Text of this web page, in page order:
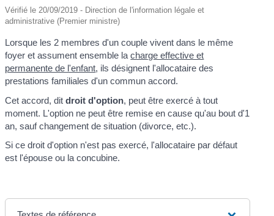
Vérifié le 20/09/2019 - Direction de l'information légale et
administrative (Premier ministre)
Lorsque les 2 membres d'un couple vivent dans le même
foyer et assument ensemble lacharge effective et
permanente de l'enfant, ils désignent l'allocataire des
prestations familiales d'un commun accord.
Cet accord, ditdroit d'option, peut être exercé à tout
moment. L'option ne peut être remise en cause qu'au bout d'1
an, sauf changement de situation (divorce, etc.).
Si ce droit d'option n'est pas exercé, l'allocataire par défaut
est l'épouse ou la concubine.